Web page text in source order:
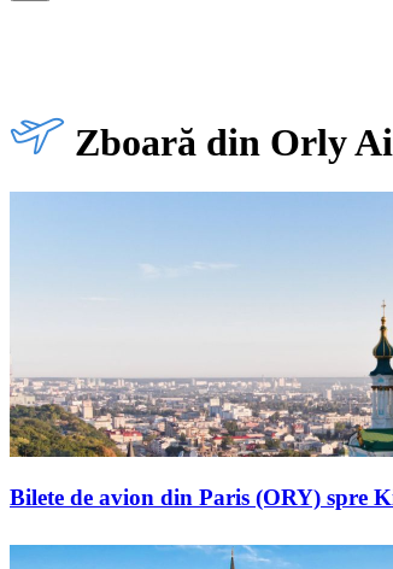
Zboară din Orly
Bilete de avion din Paris (ORY) spre